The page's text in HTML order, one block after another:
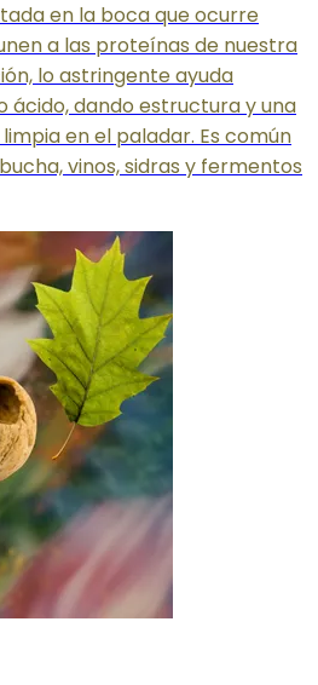
en la boca que ocurre
a las proteínas de nuestra
lo astringente ayuda
ácido, dando estructura y una
en el paladar. Es común
vinos, sidras y fermentos